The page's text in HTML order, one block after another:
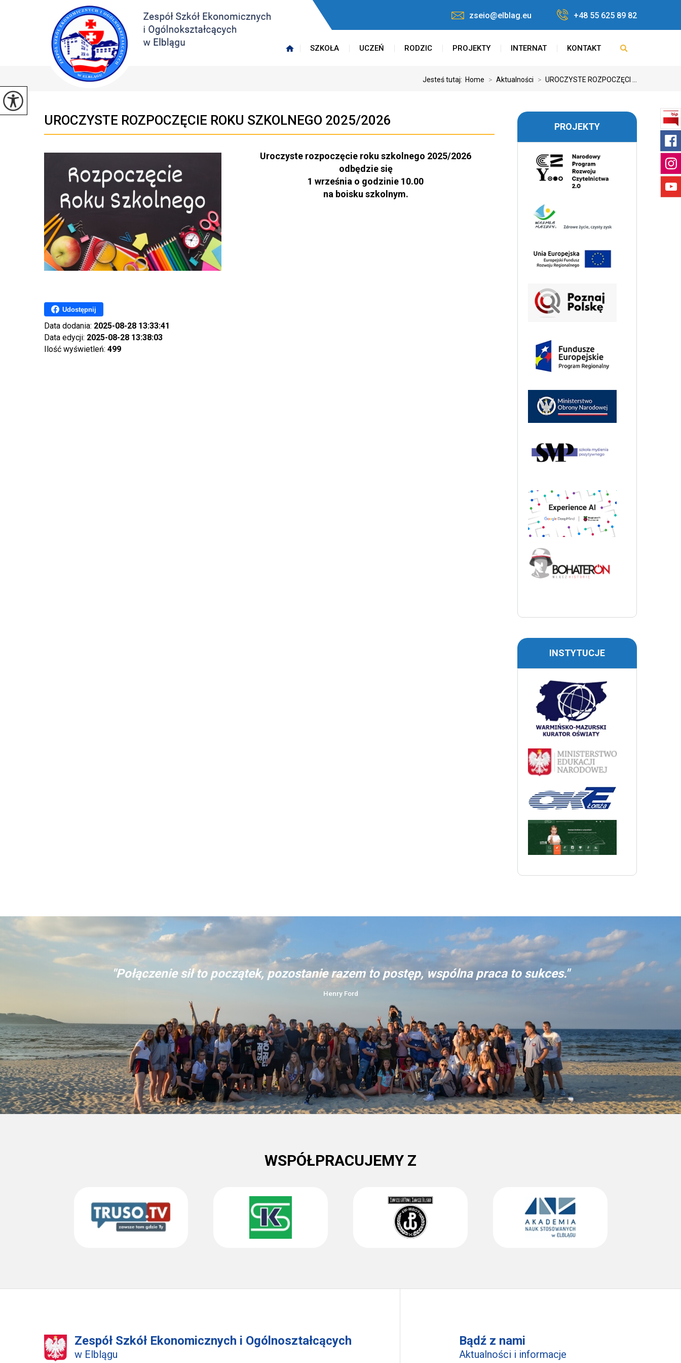
zseio@elblag.eu +48 55 625 89 82
SZKOŁA UCZEŃ RODZIC PROJEKTY INTERNAT KONTAKT
Jesteś tutaj: Home > Aktualności > UROCZYSTE ROZPOCZĘCI ...
UROCZYSTE ROZPOCZĘCIE ROKU SZKOLNEGO 2025/2026
Uroczyste rozpoczęcie roku szkolnego 2025/2026
odbędzie się
1 września o godzinie 10.00
na boisku szkolnym.
Udostępnij
Data dodania: 2025-08-28 13:33:41
Data edycji: 2025-08-28 13:38:03
Ilość wyświetleń: 499
PROJEKTY
INSTYTUCJE
"Połączenie sił to początek, pozostanie razem to postęp, wspólna praca to sukces."
Henry Ford
WSPÓŁPRACUJEMY Z
Zespół Szkół Ekonomicznych i Ogólnoształcących
w Elblągu
Bądź z nami
Aktualności i informacje